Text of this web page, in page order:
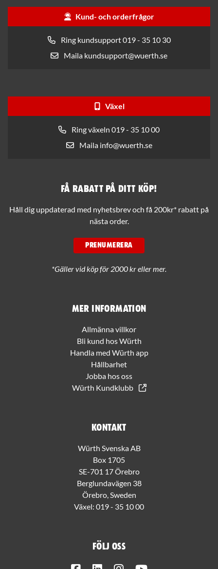
Kund- och orderfrågor
Ring kundsupport 019 - 35 10 30
Maila kundsupport@wuerth.se
Växel
Ring växeln 019 - 35 10 00
Maila info@wuerth.se
Mer information
Allmänna villkor
Bli kund hos Würth
Handla med Würth app
Hållbarhet
Jobba hos oss
Würth Kundklubb
Kontakt
Würth Svenska AB
Box 1705
SE-701 17 Örebro
Berglundavägen 38
Örebro, Sweden
Växel: 019 - 35 10 00
Följ oss
Få rabatt på ditt köp!
Håll dig uppdaterad med nyhetsbrev och få 200kr* rabatt på
nästa order.
PRENUMERERA
*Gäller vid köp för 2000 kr eller mer.